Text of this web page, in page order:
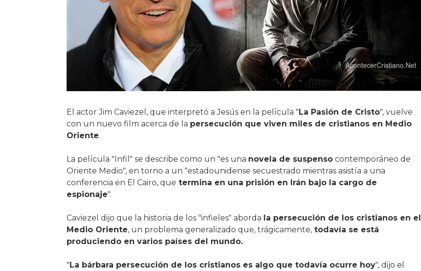
El actor Jim Caviezel, que interpretó a Jesús en la película "La Pasión de Cristo", vuelve
con un nuevo film acerca de la persecución que viven miles de cristianos en Medio
Oriente.
La película "Infil" se describe como un "es una novela de suspensocontemporáneo de
Oriente Medio", en torno a un "estadounidense secuestrado mientras asistía a una
conferencia en El Cairo, que termina en una prisión en Irán bajo la cargo de
espionaje".
Caviezel dijo que la historia de los "infieles" aborda la persecución de los cristianos en el
Medio Oriente, un problema generalizado que, trágicamente,todavía se está
produciendo en varios países del mundo.
"La bárbara persecución de los cristianos es algo que todavía ocurre hoy", dijo el